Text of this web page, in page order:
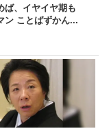
ば、イヤイヤ期も
ことばずかん...